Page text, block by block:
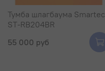
Тумба шлагбаума Smartec
ST-RB204BR
55 000 руб